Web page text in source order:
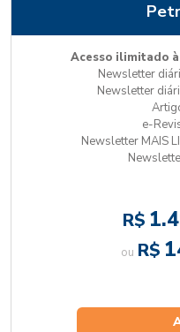
Acesso ilimitado
Newsletter
Newsletter
e-
Newsletter MAIS
R$
ou R$